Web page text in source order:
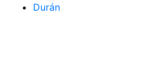
Durán